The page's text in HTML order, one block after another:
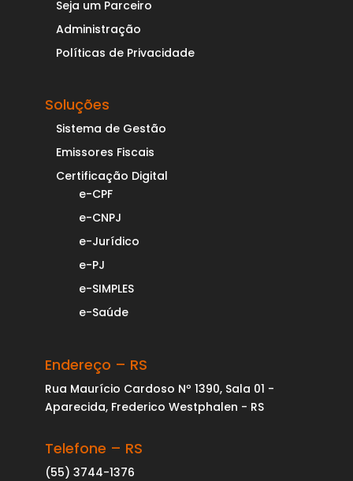
Seja um Parceiro
Administração
Políticas de Privacidade
Soluções
Sistema de Gestão
Emissores Fiscais
Certificação Digital
e-CPF
e-CNPJ
e-Jurídico
e-PJ
e-SIMPLES
e-Saúde
Endereço – RS
Rua Maurício Cardoso Nº 1390, Sala 01 -
Aparecida, Frederico Westphalen - RS
Telefone – RS
(55) 3744-1376